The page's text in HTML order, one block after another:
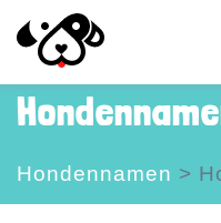
Hondennamen >